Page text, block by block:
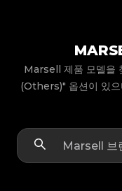
Marsell 제품 모델을
(Others)" 옵션이 있으